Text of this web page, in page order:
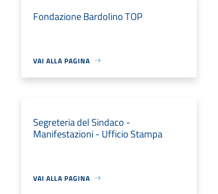
Fondazione Bardolino TOP
VAI ALLA PAGINA
Segreteria del Sindaco -
Manifestazioni - Ufficio Stampa
VAI ALLA PAGINA